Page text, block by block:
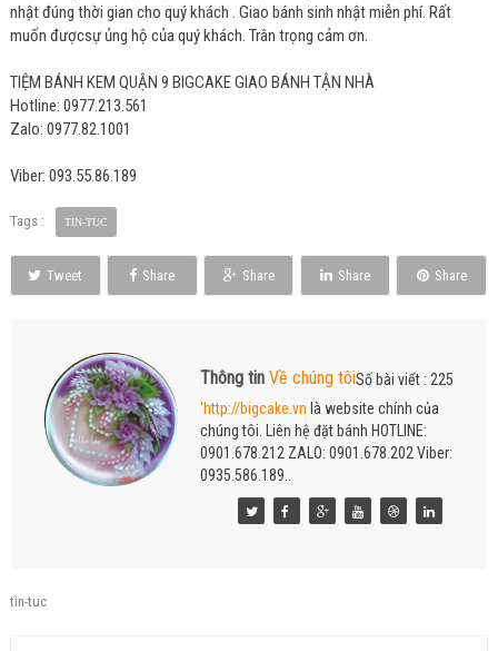
nhật đúng thời gian cho quý khách . Giao bánh sinh nhật miễn phí. Rất
muốn đượcsự ủng hộ của quý khách. Trân trọng cảm ơn.
TIỆM BÁNH KEM QUẬN 9 BIGCAKE GIAO BÁNH TẬN NHÀ
Hotline: 0977.213.561
Zalo: 0977.82.1001
Viber: 093.55.86.189
Tags : TIN-TUC
Tweet Share Share Share Share
Thông tin Về chúng tôiSố bài viết : 225
'http://bigcake.vn là website chính của
chúng tôi. Liên hệ đặt bánh HOTLINE:
0901.678.212 ZALO: 0901.678.202 Viber:
0935.586.189..
tin-tuc